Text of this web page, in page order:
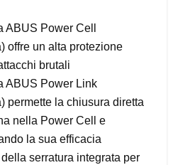
ABUS Power Cell
offre un alta protezione
brutali
ABUS Power Link
permette la chiusura diretta
nella Power Cell e
la sua efficacia
serratura integrata per